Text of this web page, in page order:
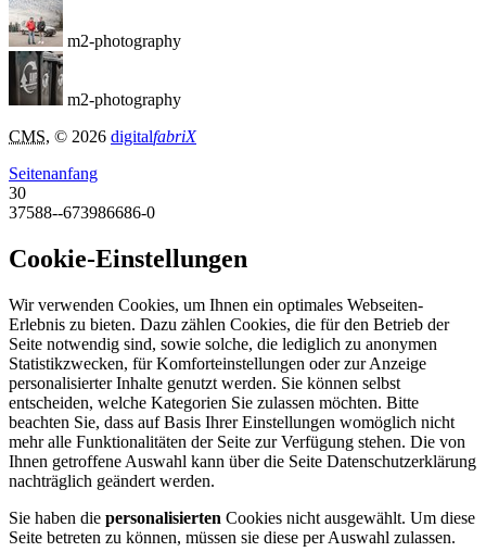
m2-photography
m2-photography
CMS, © 2026 digitalfabriX
Seitenanfang
30
37588--673986686-0
Cookie-Einstellungen
Wir verwenden Cookies, um Ihnen ein optimales Webseiten-
Erlebnis zu bieten. Dazu zählen Cookies, die für den Betrieb der
Seite notwendig sind, sowie solche, die lediglich zu anonymen
Statistikzwecken, für Komforteinstellungen oder zur Anzeige
personalisierter Inhalte genutzt werden. Sie können selbst
entscheiden, welche Kategorien Sie zulassen möchten. Bitte
beachten Sie, dass auf Basis Ihrer Einstellungen womöglich nicht
mehr alle Funktionalitäten der Seite zur Verfügung stehen. Die von
Ihnen getroffene Auswahl kann über die Seite Datenschutzerklärung
nachträglich geändert werden.
Sie haben die personalisierten Cookies nicht ausgewählt. Um diese
Seite betreten zu können, müssen sie diese per Auswahl zulassen.